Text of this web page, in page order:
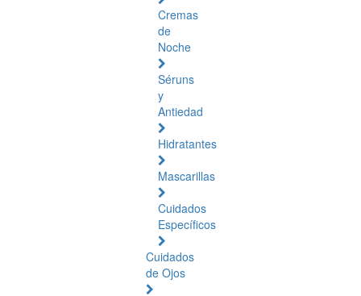
Cremas
de
Noche
Séruns
y
Antiedad
Hidratantes
Mascarillas
Cuidados
Específicos
Cuidados
de Ojos